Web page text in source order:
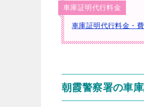
車庫証明代行料金
車庫証明代行料金・
朝霞警察署の車